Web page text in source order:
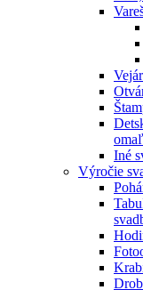
Iné
Výročie